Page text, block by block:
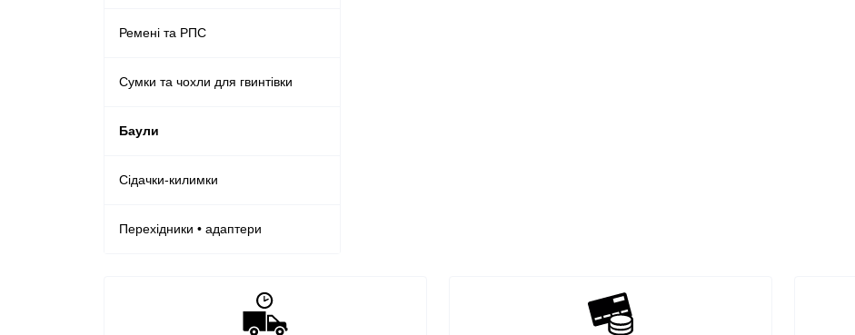
Ремені та РПС
Сумки та чохли для гвинтівки
Баули
Сідачки-килимки
Перехідники • адаптери